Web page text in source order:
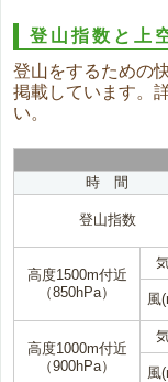
登山指数と上
登山をするための
掲載しています。
い。
時 間
登山指数
高度1500m付近
（850hPa）
風
高度1000m付近
（900hPa）
風